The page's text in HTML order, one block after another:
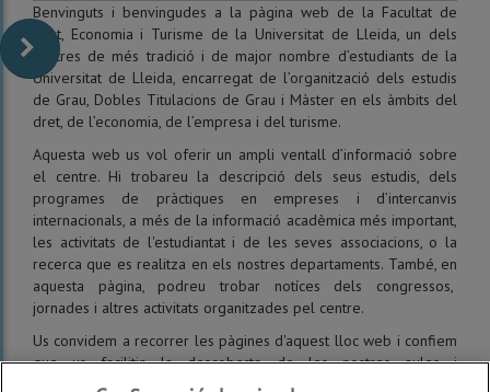
Benvinguts i benvingudes a la pàgina web de la Facultat de
Dret, Economia i Turisme de la Universitat de Lleida, un dels
centres de més tradició i de major nombre d’estudiants de la
Universitat de Lleida, encarregat de l’organització dels estudis
de Grau, Dobles Titulacions de Grau i Màster en els àmbits del
dret, de l’economia, de l’empresa i del turisme.
Aquesta web us vol oferir un ampli ventall d’informació sobre
el centre. Hi trobareu la descripció dels seus estudis, dels
programes de pràctiques en empreses i d’intercanvis
internacionals, a més de la informació acadèmica més important,
les activitats de l'estudiantat i de les seves associacions, o la
recerca que es realitza en els nostres departaments. També, en
aquesta pàgina, podreu trobar notíces dels congressos,
jornades i altres activitats organitzades pel centre.
Us convidem a recorrer les pàgines d'aquest lloc web i confiem
que us facilitin la descoberta de les nostres aules i
departaments i compartir, finalment, el nostre genuí esperit